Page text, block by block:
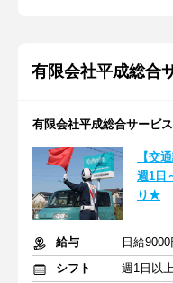
有限会社平成総合
有限会社平成総合サービス
【交
週1日
り★
給与
日給
シフト